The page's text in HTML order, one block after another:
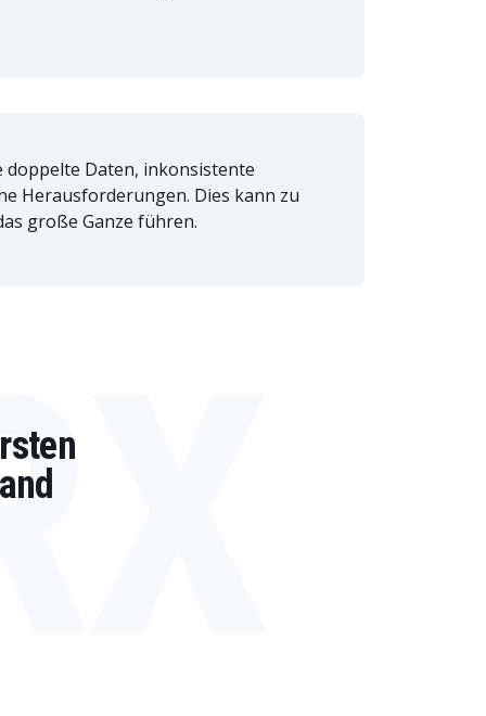
doppelte Daten, inkonsistente
Herausforderungen. Dies kann zu
große Ganze führen.